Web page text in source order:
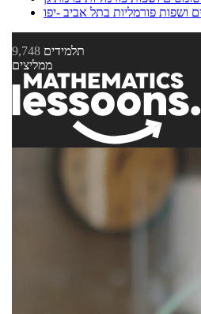
ושפות פורמליות בתל אביב -יפו
9,748 תלמידים
ממליצים